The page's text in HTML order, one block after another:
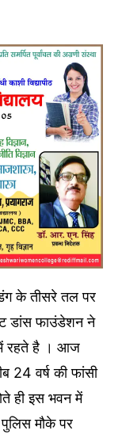
के तीसरे तल पर
डांस फाउंडेशन ने
रहते है । आज
24 वर्ष की फांसी
ही इस भवन में
मौके पर